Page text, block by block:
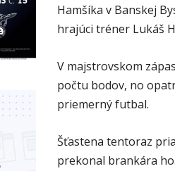
Hamšíka v Banskej
hrajúci tréner Lukáš
V majstrovskom
počtu bodov, no
priemerný futbal.
Šťastena tentoraz
prekonal brankára